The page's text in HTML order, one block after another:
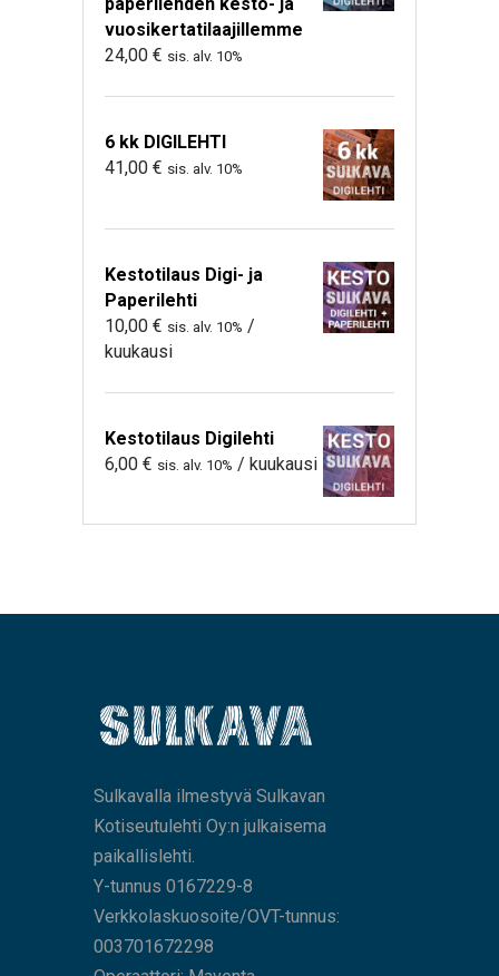
paperilehden kesto- ja
vuosikertatilaajillemme
24,00 € sis. alv. 10%
6 kk DIGILEHTI
41,00 € sis. alv. 10%
Kestotilaus Digi- ja
Paperilehti
10,00 € sis. alv. 10% /
kuukausi
Kestotilaus Digilehti
6,00 € sis. alv. 10% / kuukausi
Sulkavalla ilmestyvä Sulkavan
Kotiseutulehti Oy:n julkaisema
paikallislehti.
Y-tunnus 0167229-8
Verkkolaskuosoite/OVT-tunnus:
003701672298